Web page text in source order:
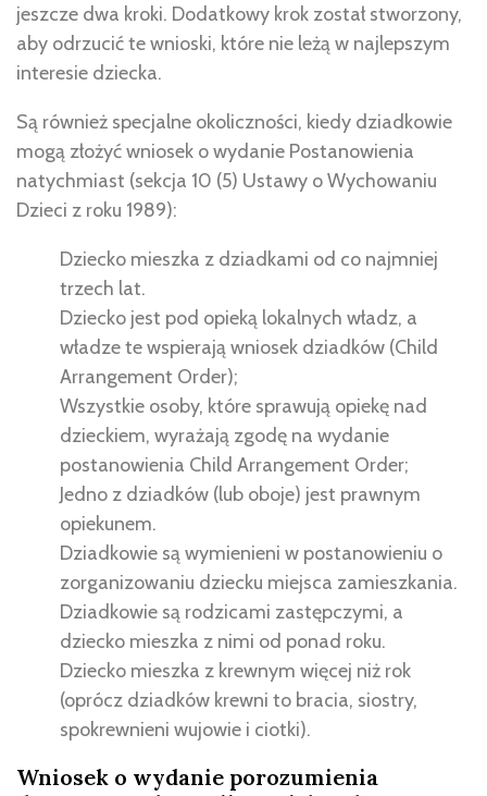
jeszcze dwa kroki. Dodatkowy krok został stworzony,
aby odrzucić te wnioski, które nie leżą w najlepszym
interesie dziecka.
Są również specjalne okoliczności, kiedy dziadkowie
mogą złożyć wniosek o wydanie Postanowienia
natychmiast (sekcja 10 (5) Ustawy o Wychowaniu
Dzieci z roku 1989):
Dziecko mieszka z dziadkami od co najmniej
trzech lat.
Dziecko jest pod opieką lokalnych władz, a
władze te wspierają wniosek dziadków (Child
Arrangement Order);
Wszystkie osoby, które sprawują opiekę nad
dzieckiem, wyrażają zgodę na wydanie
postanowienia Child Arrangement Order;
Jedno z dziadków (lub oboje) jest prawnym
opiekunem.
Dziadkowie są wymienieni w postanowieniu o
zorganizowaniu dziecku miejsca zamieszkania.
Dziadkowie są rodzicami zastępczymi, a
dziecko mieszka z nimi od ponad roku.
Dziecko mieszka z krewnym więcej niż rok
(oprócz dziadków krewni to bracia, siostry,
spokrewnieni wujowie i ciotki).
Wniosek o wydanie porozumienia